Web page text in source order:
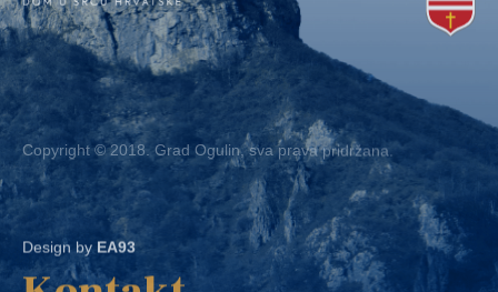
Copyright © 2018. Grad Ogulin, sva prava pridržana.
Design by EA93
Kontakt